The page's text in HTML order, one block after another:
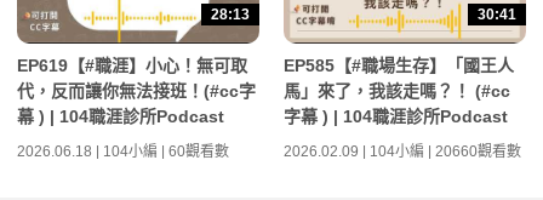
28:13
EP619【#職涯】小心！無可取
代，反而讓你無法接班！(#cc字
幕 ) | 104職涯診所Podcast
2026.06.18 | 104小編 | 60觀看數
30:41
EP585【#職場生存】「國王人
馬」來了，我該走嗎？！ (#cc
字幕 ) | 104職涯診所Podcast
2026.02.09 | 104小編 | 20660觀看數